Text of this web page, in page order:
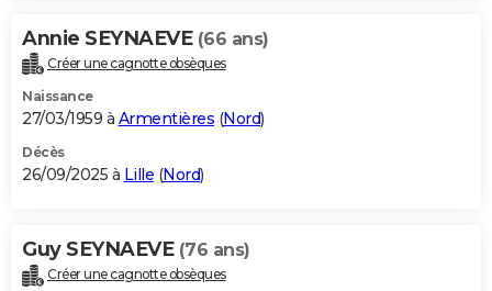
Annie SEYNAEVE (66 ans)
Créer une cagnotte obsèques
Naissance
27/03/1959 à Armentières (Nord)
Décès
26/09/2025 à Lille (Nord)
Guy SEYNAEVE (76 ans)
Créer une cagnotte obsèques